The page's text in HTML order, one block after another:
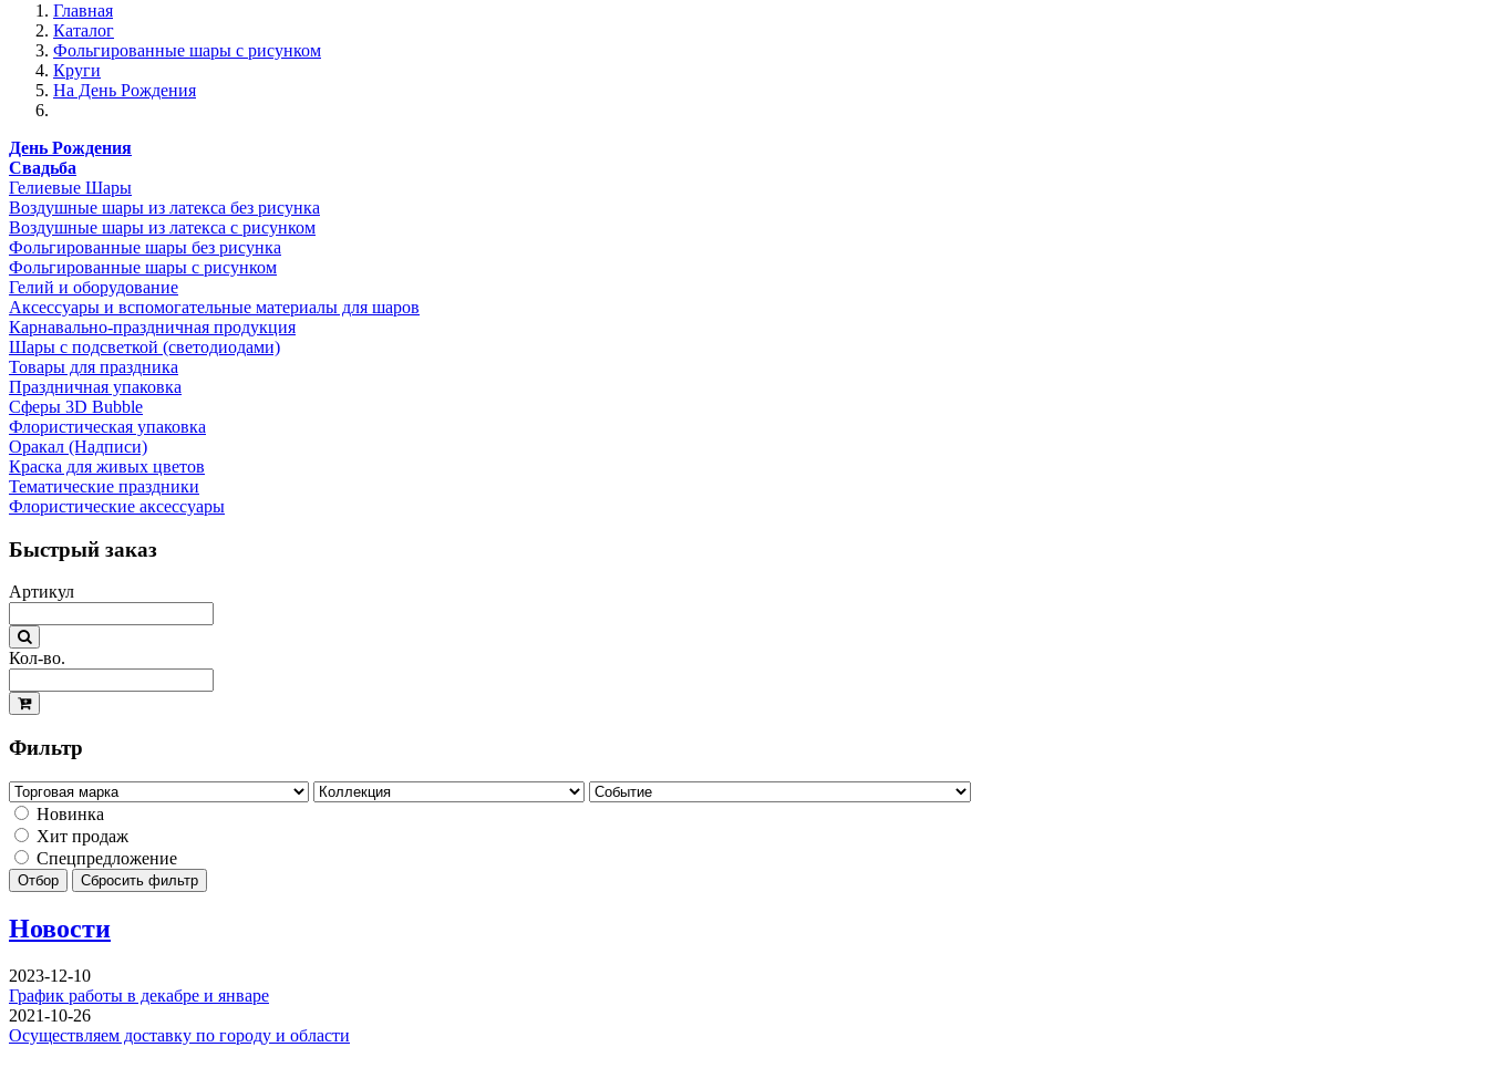
Главная
Каталог
Фольгированные шары с рисунком
Круги
На День Рождения
День Рождения
Свадьба
Гелиевые Шары
Воздушные шары из латекса без рисунка
Воздушные шары из латекса с рисунком
Фольгированные шары без рисунка
Фольгированные шары с рисунком
Гелий и оборудование
Аксессуары и вспомогательные материалы для шаров
Карнавально-праздничная продукция
Шары с подсветкой (светодиодами)
Товары для праздника
Праздничная упаковка
Сферы 3D Bubble
Флористическая упаковка
Оракал (Надписи)
Краска для живых цветов
Тематические праздники
Флористические аксессуары
Быстрый заказ
Артикул
Кол-во.
Фильтр
Новинка
Хит продаж
Спецпредложение
Отбор Сбросить фильтр
Новости
2023-12-10
График работы в декабре и январе
2021-10-26
Осуществляем доставку по городу и области